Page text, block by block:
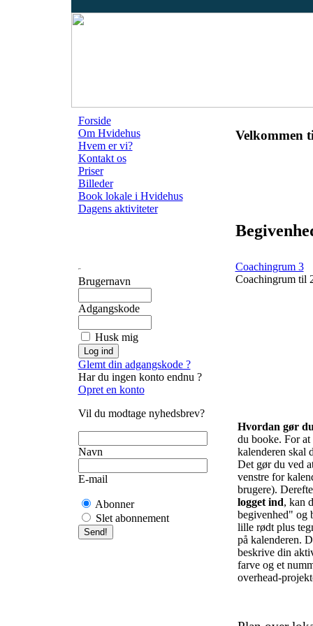
Forside
Om Hvidehus
Hvem er vi?
Kontakt os
Priser
Billeder
Book lokale i Hvidehus
Dagens aktiviteter
Brugernavn
Adgangskode
Husk mig
Glemt din adgangskode ?
Har du ingen konto endnu ?
Opret en konto
Vil du modtage nyhedsbrev?
Navn
E-mail
Abonner
Slet abonnement
Velkommen
Coachingrum 3
Coachingrum til
Hvordan gør
du booke. For
kalenderen skal
Det gør du ved
venstre for
brugere).
logget ind, kan
begivenhed" og
lille rødt plus
på kalenderen.
beskrive din
farve og et
overhead-